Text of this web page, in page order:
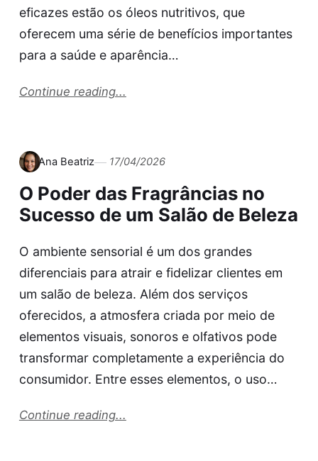
eficazes estão os óleos nutritivos, que
oferecem uma série de benefícios importantes
para a saúde e aparência…
Continue reading...
Ana Beatriz 17/04/2026
O Poder das Fragrâncias no
Sucesso de um Salão de Beleza
O ambiente sensorial é um dos grandes
diferenciais para atrair e fidelizar clientes em
um salão de beleza. Além dos serviços
oferecidos, a atmosfera criada por meio de
elementos visuais, sonoros e olfativos pode
transformar completamente a experiência do
consumidor. Entre esses elementos, o uso…
Continue reading...